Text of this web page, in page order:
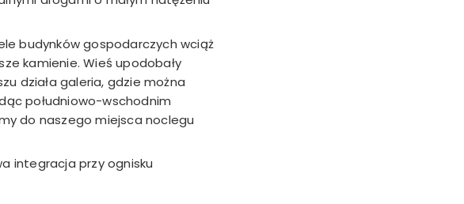
budynków gospodarczych wciąż
kamienie. Wieś upodobały
działa galeria, gdzie można
południowo-wschodnim
do naszego miejsca noclegu
integracja przy ognisku